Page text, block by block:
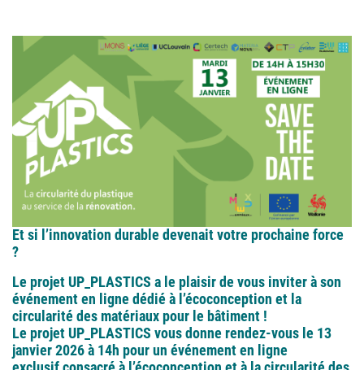
Et si l’innovation durable devenait votre prochaine force
?
Le projet UP_PLASTICS a le plaisir de vous inviter à son
événement en ligne dédié à l’écoconception et la
circularité des matériaux pour le bâtiment !
Le projet UP_PLASTICS vous donne rendez-vous le 13
janvier 2026 à 14h pour un événement en ligne